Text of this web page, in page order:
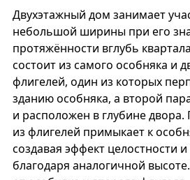
Двухэтажный дом занимает
небольшой ширины при его
протяжённости вглубь
состоит из самого особняка и
флигелей, один из которых
зданию особняка, а второй
и расположен в глубине
из флигелей примыкает к
создавая эффект целостности
благодаря аналогичной